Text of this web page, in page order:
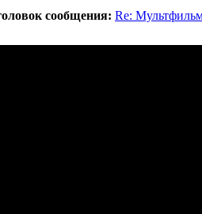
сообщения: Re: